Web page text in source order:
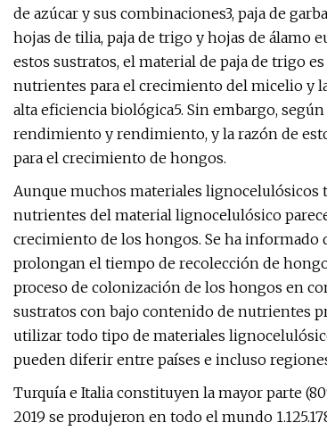
de azúcar y sus combinaciones3, paja de
hojas de tilia, paja de trigo y hojas de álamo
estos sustratos, el material de paja de trigo
nutrientes para el crecimiento del micelio y
alta eficiencia biológica5. Sin embargo,
rendimiento y rendimiento, y la razón de
para el crecimiento de hongos.
Aunque muchos materiales
nutrientes del material lignocelulósico
crecimiento de los hongos. Se ha
prolongan el tiempo de recolección de
proceso de colonización de los hongos en
sustratos con bajo contenido de nutrientes
utilizar todo tipo de materiales
pueden diferir entre países e incluso
Turquía e Italia constituyen la mayor parte
2019 se produjeron en todo el mundo